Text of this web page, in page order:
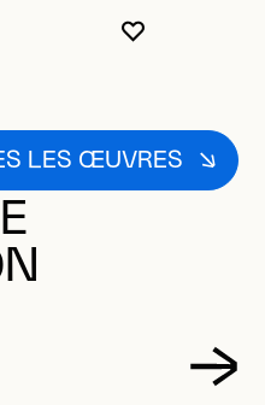
VOUS
FERMER
OUVRIR LA
LES ŒUVRES